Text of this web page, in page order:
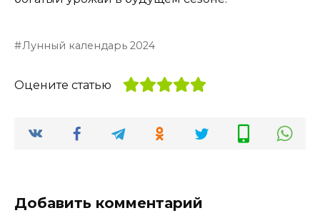
Лунный календарь 2024
Оцените статью
Добавить комментарий